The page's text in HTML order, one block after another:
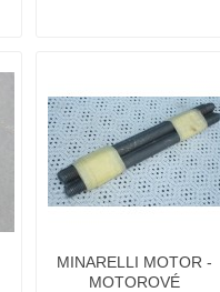
MINARELLI MOTOR -
MOTOROVÉ